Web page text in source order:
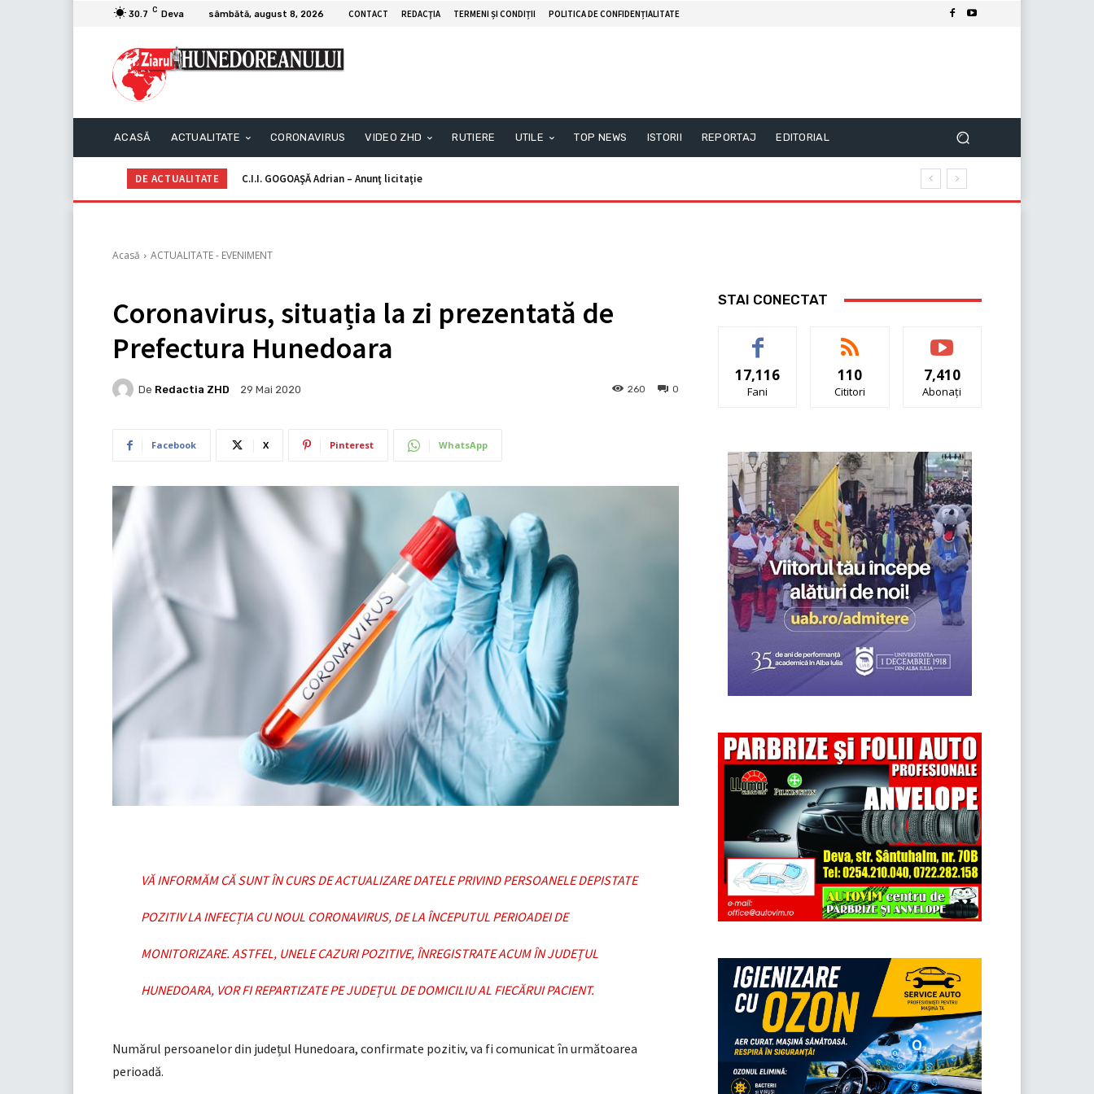
30.7 C Deva sâmbătă, august 8, 2026 CONTACT REDACŢIA TERMENI ȘI CONDIȚII POLITICA DE CONFIDENȚIALITATE
ACASĂ ACTUALITATE CORONAVIRUS VIDEO ZHD RUTIERE UTILE TOP NEWS ISTORII REPORTAJ EDITORIAL
DE ACTUALITATE C.I.I. GOGOAŞĂ Adrian – Anunţ licitaţie
Acasă ACTUALITATE - EVENIMENT
Coronavirus, situația la zi prezentată de
Prefectura Hunedoara
De Redactia ZHD 29 Mai 2020 0
260
Facebook X Pinterest WhatsApp
VĂ INFORMĂM CĂ SUNT ÎN CURS DE ACTUALIZARE DATELE PRIVIND PERSOANELE DEPISTATE
POZITIV LA INFECȚIA CU NOUL CORONAVIRUS, DE LA ÎNCEPUTUL PERIOADEI DE
MONITORIZARE. ASTFEL, UNELE CAZURI POZITIVE, ÎNREGISTRATE ACUM ÎN JUDEȚUL
HUNEDOARA, VOR FI REPARTIZATE PE JUDEȚUL DE DOMICILIU AL FIECĂRUI PACIENT.
Numărul persoanelor din județul Hunedoara, confirmate pozitiv, va fi comunicat în următoarea
perioadă.
STAI CONECTAT
17,116
Fani
110
Cititori
7,410
Abonați